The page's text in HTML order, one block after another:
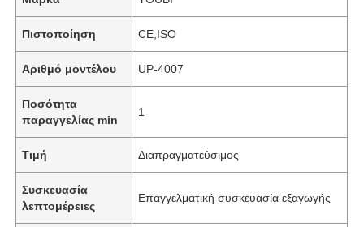
Πιστοποίηση CE,ISO
Αριθμό μοντέλου UP-4007
Ποσότητα
παραγγελίας min
1
Τιμή Διαπραγματεύσιμος
Συσκευασία
λεπτομέρειες
Επαγγελματική συσκευασία εξαγωγής